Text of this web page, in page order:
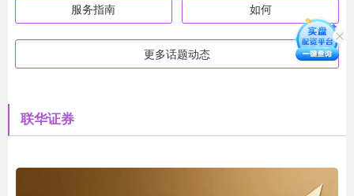
服务指南 如何
更多话题动态
联华证券